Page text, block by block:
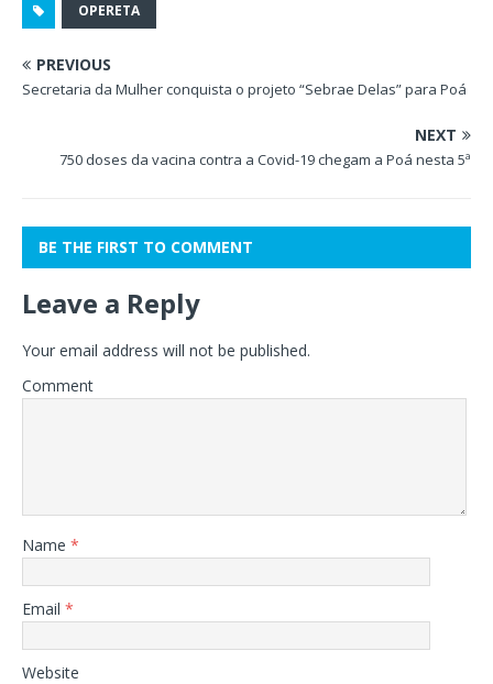
OPERETA
PREVIOUS
Secretaria da Mulher conquista o projeto “Sebrae Delas” para Poá
NEXT
750 doses da vacina contra a Covid-19 chegam a Poá nesta 5ª
BE THE FIRST TO COMMENT
Leave a Reply
Your email address will not be published.
Comment
Name *
Email *
Website